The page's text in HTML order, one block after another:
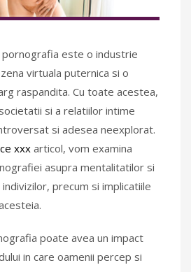
pornografia este o industrie
virtuala puternica si o
raspandita. Cu toate acestea,
si a relatiilor intime
si adesea neexplorat.
xxx articol, vom examina
asupra mentalitatilor si
precum si implicatiile
poate avea un impact
in care oamenii percep si